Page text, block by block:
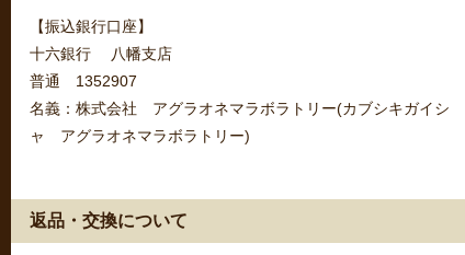
【振込銀行口座】
十六銀行 八幡支店
普通 1352907
名義：株式会社 アグラオネマラボラトリー(カブシキガイシ
ャ アグラオネマラボラトリー)
返品・交換について